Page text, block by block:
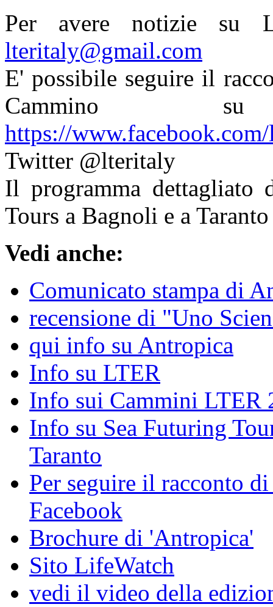
Per avere notizie su
lteritaly@gmail.com
E' possibile seguire il
Cammino su
https://
Twitter @lteritaly
Il programma dettagliato
Tours a Bagnoli e a
Vedi anche:
Comunicato stampa di
recensione di "Uno
qui info su Antropica
Info su LTER
Info sui Cammini LTER
Info su Sea Futuring
Taranto
Per seguire il racconto
Facebook
Brochure di 'Antropica'
Sito LifeWatch
vedi il video della